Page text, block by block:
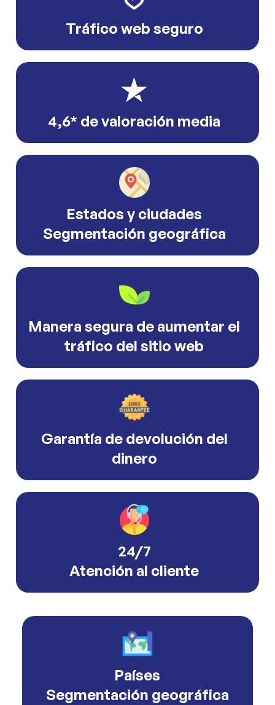
Tráfico web seguro
4,6* de valoración media
Estados y ciudades
Segmentación geográfica
Manera segura de aumentar el
tráfico del sitio web
Garantía de devolución del
dinero
24/7
Atención al cliente
Países
Segmentación geográfica